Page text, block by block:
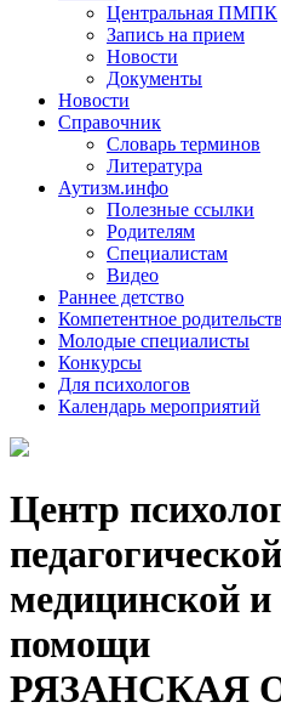
Центральная ПМПК
Запись на прием
Новости
Документы
Новости
Справочник
Словарь терминов
Литература
Аутизм.инфо
Полезные ссылки
Родителям
Специалистам
Видео
Раннее детство
Компетентное
Молодые специалисты
Конкурсы
Для психологов
Календарь мероприятий
Центр
медицинской
помощи
РЯЗАНСКАЯ